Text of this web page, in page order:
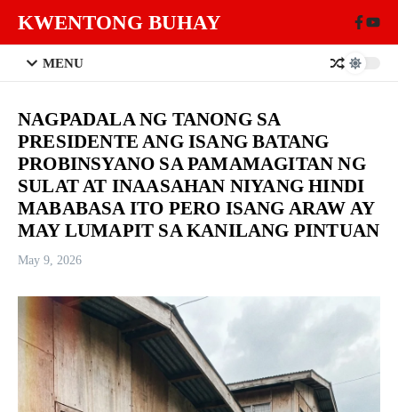
KWENTONG BUHAY
MENU
NAGPADALA NG TANONG SA
PRESIDENTE ANG ISANG BATANG
PROBINSYANO SA PAMAMAGITAN NG
SULAT AT INAASAHAN NIYANG HINDI
MABABASA ITO PERO ISANG ARAW AY
MAY LUMAPIT SA KANILANG PINTUAN
May 9, 2026